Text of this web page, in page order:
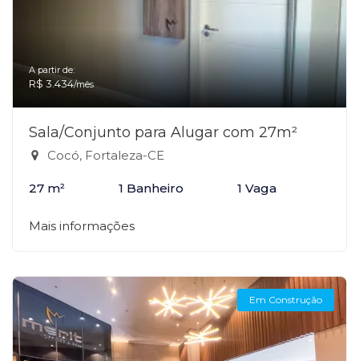
A partir de:
R$ 3.434/mês
Sala/Conjunto para Alugar com 27m²
Cocó, Fortaleza-CE
27 m² 1 Banheiro 1 Vaga
Mais informações
Em Construção